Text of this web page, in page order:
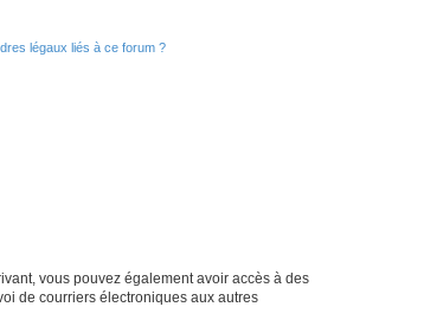
légaux liés à ce forum ?
vous pouvez également avoir accès à des
de courriers électroniques aux autres